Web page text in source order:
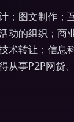
图文制作
的组织；
转让；信息
从事P2P网